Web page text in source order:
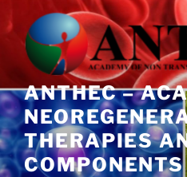
al
contenuto
ANTHEC –
THERAPIES
COMPONENTS